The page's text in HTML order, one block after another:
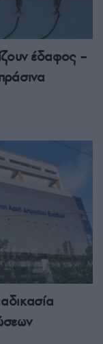
έδαφος –